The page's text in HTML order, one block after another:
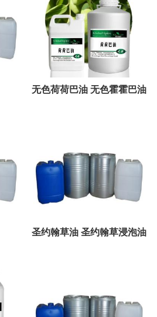
无色荷荷巴油 无色霍霍巴油
圣约翰草油 圣约翰草浸泡油